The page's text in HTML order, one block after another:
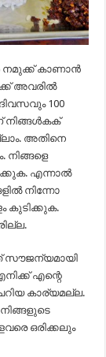
നമുക്ക് കാണാന്‍
അവരില്‍
100
നിങ്ങള്‍കക്
അതിനെ
നിങ്ങളെ
എന്നാല്‍
നിന്നോ
കുടിക്കുക.
സൗജന്യമായി
എന്റെ
കാര്യമല്ല.
ഒരിക്കലും